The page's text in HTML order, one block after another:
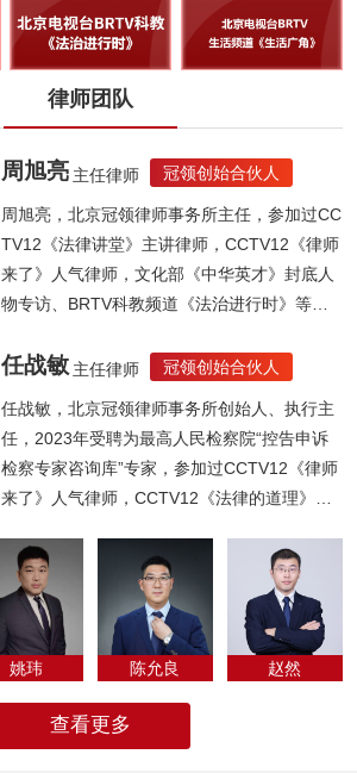
律师团队
周旭亮 主任律师 冠领创始合伙人
周旭亮，北京冠领律师事务所主任，参加过CC
TV12《法律讲堂》主讲律师，CCTV12《律师
来了》人气律师，文化部《中华英才》封底人
物专访、BRTV科教频道《法治进行时》等节
任战敏 主任律师 冠领创始合伙人
任战敏，北京冠领律师事务所创始人、执行主
任，2023年受聘为最高人民检察院“控告申诉
检察专家咨询库”专家，参加过CCTV12《律师
来了》人气律师，CCTV12《法律的道理》人
专为法律人化...
姚玮 陈允良 ​赵然
查看更多